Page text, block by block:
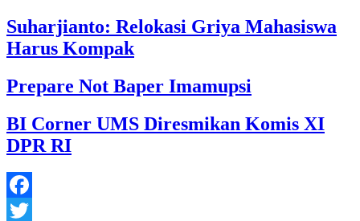
Suharjianto: Relokasi Griya Mahasiswa
Harus Kompak
Prepare Not Baper Imamupsi
BI Corner UMS Diresmikan Komis XI
DPR RI
Facebook